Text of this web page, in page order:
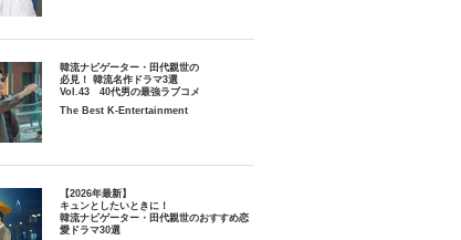
韓流ナビゲーター・田代親世の
必見！ 韓流名作ドラマ3選
Vol.43 40代男の最強ラブコメ
The Best K-Entertainment
【2026年最新】
キュンとしたいときに！
韓流ナビゲーター・田代親世のおすすめ恋
愛ドラマ30選